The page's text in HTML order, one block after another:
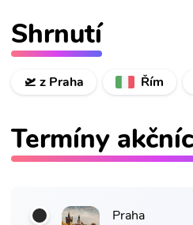
Shrnutí
🛫 z Praha Řím
Termíny
Praha